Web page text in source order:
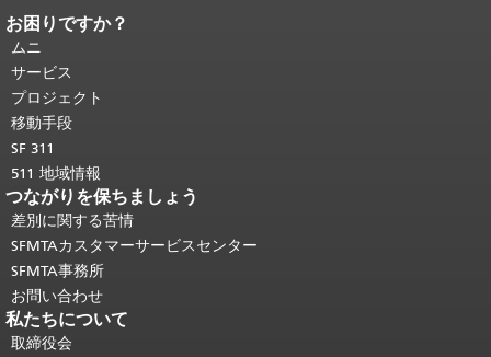
ページコンテンツの終わり。
ジの残りの部分はすべてのページで繰
り返されます。
頭に戻る。
お困りですか？
ムニ
サービス
プロジェクト
移動手段
SF 311
511 地域情報
つながりを保ちましょう
差別に関する苦情
SFMTAカスタマーサービスセンター
SFMTA事務所
お問い合わせ
私たちについて
取締役会